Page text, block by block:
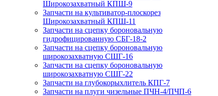
Широкозахватный КПШ-9
Запчасти на культиватор-плоскорез
Широкозахватный КПШ-11
Запчасти на сцепку бороновальную
гидрофицированную СБГ-18-2
Запчасти на сцепку бороновальную
широкозахватную СШГ-16
Запчасти на сцепку бороновальную
широкозахватную СШГ-22
Запчасти на глубокорыхлитель КПГ-7
Запчасти на плуги чизельные ПЧН-4/ПЧП-6